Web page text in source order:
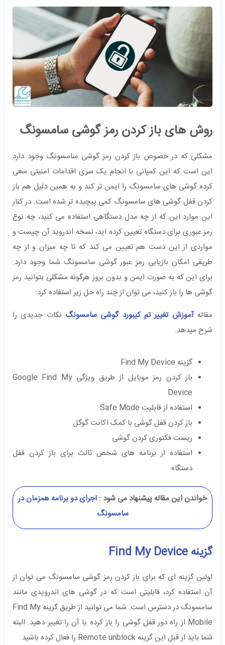
روش های باز کردن رمز گوشی سامسونگ
مشکلی که در خصوص باز کردن رمز گوشی سامسونگ وجود دارد
این است که این کمپانی با انجام یک سری اقدامات امنیتی سعی
کرده گوشی های سامسونگ را ایمن تر کند و به همین دلیل هم باز
کردن قفل گوشی های سامسونگ کمی پیچیده تر شده است. در کنار
این موارد این که از چه مدل دستگاهی استفاده می کنید، چه نوع
رمز عبوری برای دستگاه تعیین کرده اید، نسخه اندروید آن چیست و
مواردی از این دست هم تعیین می کند که تا چه میزان و از چه
طریقی امکان بازیابی رمز عبور گوشی سامسونگ شما وجود دارد.
برای این که به صورت ایمن و بدون بروز هرگونه مشکلی بتوانید رمز
گوشی ها را باز کنید، می توان از چند راه حل زیر استفاده کرد:
مقالهآموزش تغییر تم کیبورد گوشی سامسونگ نکات جدیدی را
شرح میدهد.
گزینه Find My Device
باز کردن رمز موبایل از طریق ویژگی Google Find My
Device
استفاده از قابلیت Safe Mode
باز کردن قفل گوشی با کمک اکانت گوگل
ریست فکتوری کردن گوشی
استفاده از برنامه های شخص ثالث برای باز کردن قفل
دستگاه
خواندن این مقاله پیشنهاد می شود : اجرای دو برنامه همزمان در
سامسونگ
گزینه Find My Device
اولین گزینه ای که برای باز کردن رمز گوشی سامسونگ می توان از
آن استفاده کرد، قابلیتی است که در گوشی های اندرویدی مانند
سامسونگ در دسترس است. شما می توانید از طریق گزینه Find My
Mobile از راه دور قفل گوشی را باز کرده یا آن را تغییر دهید. البته
شما باید از قبل این گزینه Remote unblock را فعال کرده باشید.